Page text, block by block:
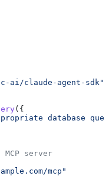
ai/claude-agent-sdk"
({
database
MCP server
mcp"